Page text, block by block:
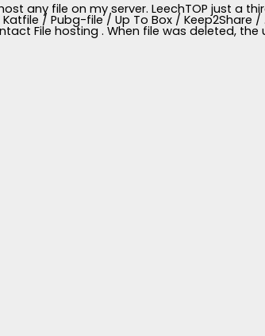
any file on my server. LeechTOP just a
/ Pubg-file / Up To Box / Keep2Share /
File hosting . When file was deleted, the